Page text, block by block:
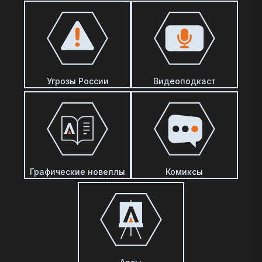
Угрозы России Видеоподкаст
Графические новеллы Комиксы